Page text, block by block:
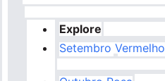
Explore
Setembro Vermelho